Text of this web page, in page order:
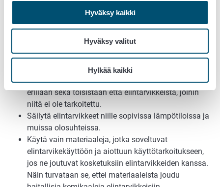
Hyväksy kaikki
Hyväksy valitut
Hylkää kaikki
siistinä. Pyri kaikin tavoin varmistamaan se, että
elintarvikkeet eivät saastu mikrobeilla tai niihin ei
joudu sellaista ainetta, joka niihin ei kuulu. Allergiaa
aiheuttavat ainesosat on pystyttävä pitämään
erillään sekä toisistaan että elintarvikkeista, joihin
niitä ei ole tarkoitettu.
Säilytä elintarvikkeet niille sopivissa lämpötiloissa ja
muissa olosuhteissa.
Käytä vain materiaaleja, jotka soveltuvat
elintarvikekäyttöön ja aiottuun käyttötarkoitukseen,
jos ne joutuvat kosketuksiin elintarvikkeiden kanssa.
Näin turvataan se, ettei materiaaleista joudu